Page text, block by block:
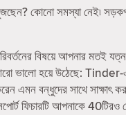
কোনো সমস্যা নেই৷
বিষয়ে আপনার মতই
ভালো হয়ে উঠেছে: Tinder-
বন্ধুদের সাথে সাক্ষাৎ
ফিচারটি আপনাকে 40টিরও